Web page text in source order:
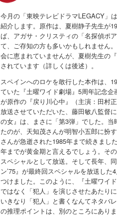
今月の「東映テレビドラマLEGACY」
紹介します。原作は、夏樹静子先生が
ば、アガサ・クリスティの「名探偵ポ
て、ご存知の方も多いかもしれません
会に恵まれていませんが、夏樹先生の
されています（詳しくは後述）。
スペインへのロケを敢行した本作は、
ていた『土曜ワイド劇場』5周年記念
が原作の『戻り川心中』（主演：田村
放送させていただいた、藤田敏八監督
の女』は、まさに「第3弾」でした。
たのが、天知茂さんが明智小五郎に扮
さんが急逝された1985年まで続きまし
年までが黄金期と言えるでしょう。そ
スペシャルとして放送。そして長年、
ン’75』が最終回スペシャルを放送し
つけました。このように、『土曜ワイ
ではなく「犯人」を演じさせたあたり
いきなり「犯人」と書くなんてネタバ
の推理ポイントは、別のところにありま